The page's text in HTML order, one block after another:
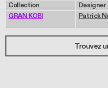
Collection
GRAN KOBI
Designer
Patrick
Trouvez